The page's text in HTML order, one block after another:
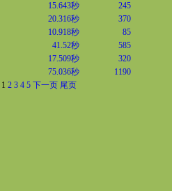
15.643秒
245
20.316秒
370
10.918秒
85
41.52秒
585
17.509秒
320
75.036秒
1190
1 2 3 4 5 下一页 尾页